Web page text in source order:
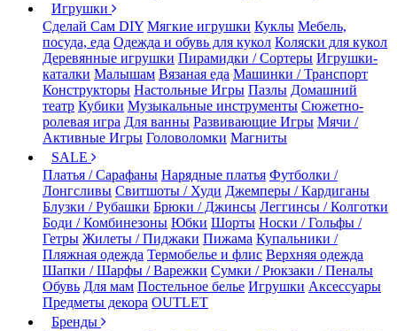
Игрушки
Сделай Сам DIY Мягкие игрушки Куклы Мебель,
посуда, еда Одежда и обувь для кукол Коляски для кукол
Деревянные игрушки Пирамидки / Сортеры Игрушки-
каталки Малышам Вязаная еда Машинки / Транспорт
Конструкторы Настольные Игры Пазлы Домашний
театр Кубики Музыкальные инструменты Сюжетно-
ролевая игра Для ванны Развивающие Игры Мячи /
Активные Игры Головоломки Магниты
SALE
Платья / Сарафаны Нарядные платья Футболки /
Лонгсливы Свитшоты / Худи Джемперы / Кардиганы
Блузки / Рубашки Брюки / Джинсы Леггинсы / Колготки
Боди / Комбинезоны Юбки Шорты Носки / Гольфы /
Гетры Жилеты / Пиджаки Пижама Купальники /
Пляжная одежда Термобелье и флис Верхняя одежда
Шапки / Шарфы / Варежки Сумки / Рюкзаки / Пеналы
Обувь Для мам Постельное белье Игрушки Аксессуары
Предметы декора OUTLET
Бренды